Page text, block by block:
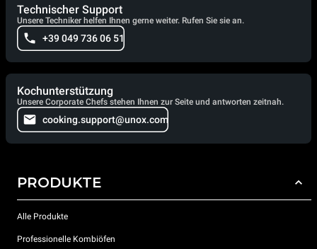
Technischer Support
Unsere Techniker helfen Ihnen gerne weiter. Rufen Sie sie an.
+39 049 736 06 51
Kochunterstützung
Unsere Corporate Chefs stehen Ihnen zur Seite und antworten zeitnah.
cooking.support@unox.com
PRODUKTE
Alle Produkte
Professionelle Kombiöfen